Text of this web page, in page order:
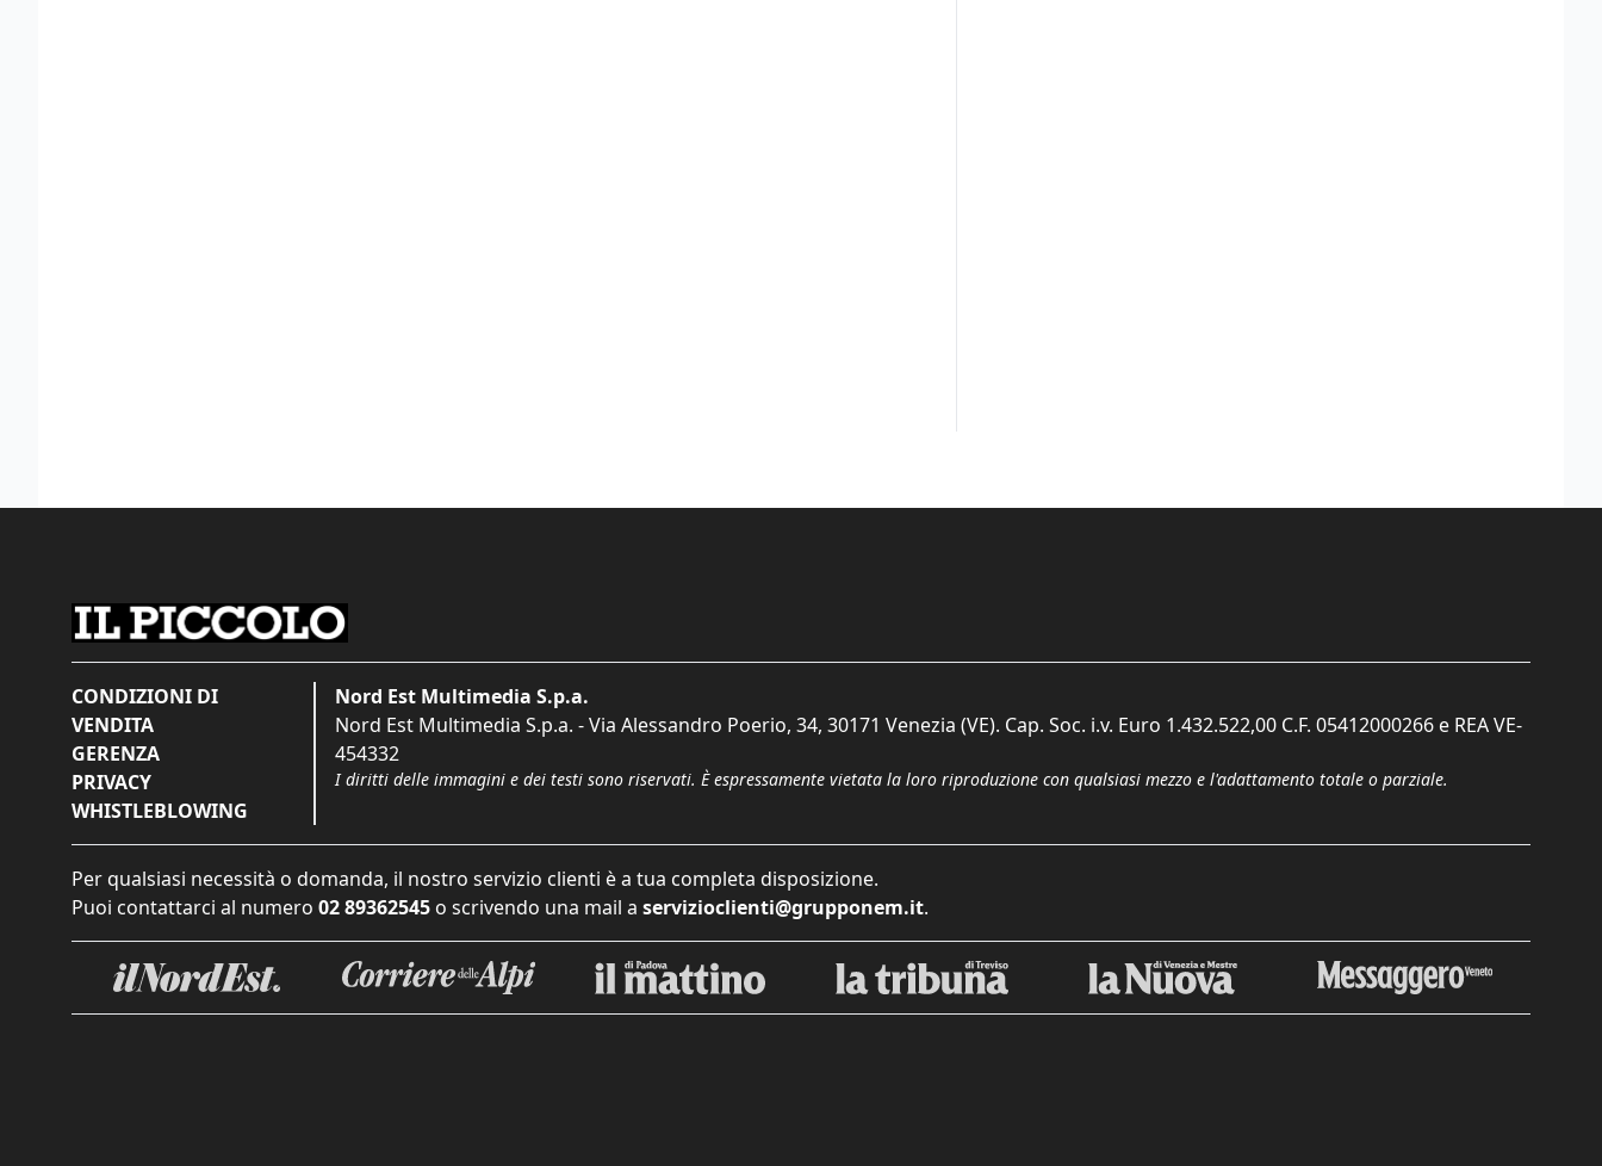
CONDIZIONI DI
VENDITA
GERENZA
PRIVACY
WHISTLEBLOWING
Nord Est Multimedia S.p.a.
Nord Est Multimedia S.p.a. - Via Alessandro Poerio, 34, 30171 Venezia (VE). Cap. Soc. i.v. Euro 1.432.522,00 C.F. 05412000266 e REA VE-
454332
I diritti delle immagini e dei testi sono riservati. È espressamente vietata la loro riproduzione con qualsiasi mezzo e l'adattamento totale o parziale.
Per qualsiasi necessità o domanda, il nostro servizio clienti è a tua completa disposizione.
Puoi contattarci al numero 02 89362545 o scrivendo una mail a servizioclienti@grupponem.it.